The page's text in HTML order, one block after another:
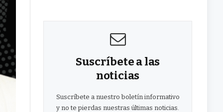
Suscríbete a las
noticias
Suscríbete a nuestro boletín informativo
y no te pierdas nuestras últimas noticias.